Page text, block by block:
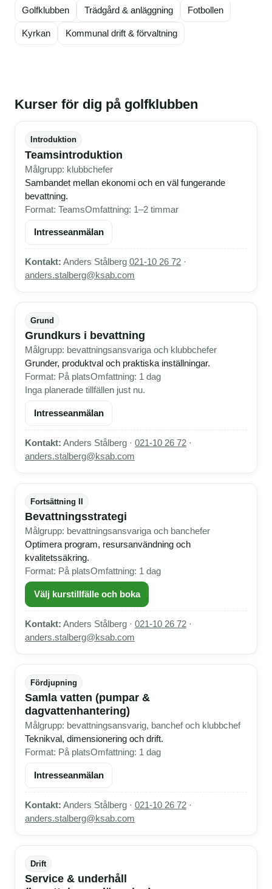
Golfklubben Trädgård & anläggning Fotbollen
Kyrkan Kommunal drift & förvaltning
Kurser för dig på golfklubben
Introduktion
Teamsintroduktion
Målgrupp: klubbchefer
Sambandet mellan ekonomi och en väl fungerande
bevattning.
Format: TeamsOmfattning: 1–2 timmar
Intresseanmälan
Kontakt: Anders Stålberg 021-10 26 72 ·
anders.stalberg@ksab.com
Grund
Grundkurs i bevattning
Målgrupp: bevattningsansvariga och klubbchefer
Grunder, produktval och praktiska inställningar.
Format: På platsOmfattning: 1 dag
Inga planerade tillfällen just nu.
Intresseanmälan
Kontakt: Anders Stålberg · 021-10 26 72 ·
anders.stalberg@ksab.com
Fortsättning II
Bevattningsstrategi
Målgrupp: bevattningsansvariga och banchefer
Optimera program, resursanvändning och
kvalitetssäkring.
Format: På platsOmfattning: 1 dag
Välj kurstillfälle och boka
Kontakt: Anders Stålberg · 021-10 26 72 ·
anders.stalberg@ksab.com
Fördjupning
Samla vatten (pumpar &
dagvattenhantering)
Målgrupp: bevattningsansvarig, banchef och klubbchef
Teknikval, dimensionering och drift.
Format: På platsOmfattning: 1 dag
Intresseanmälan
Kontakt: Anders Stålberg · 021-10 26 72 ·
anders.stalberg@ksab.com
Drift
Service & underhåll